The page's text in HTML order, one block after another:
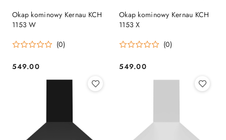
Okap kominowy Kernau KCH
1153 W
(0)
Cena:
549.00
Okap kominowy Kernau KCH
1153 X
(0)
Cena:
549.00